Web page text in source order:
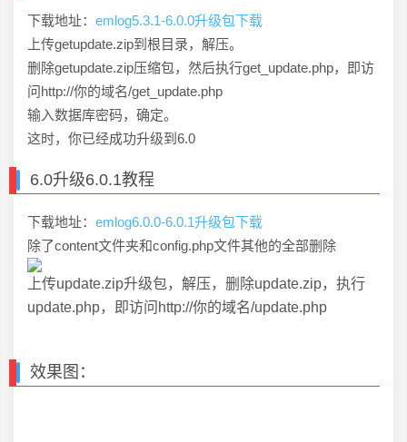
下载地址： emlog5.3.1-6.0.0升级包下载
上传getupdate.zip到根目录，解压。
删除getupdate.zip压缩包，然后执行get_update.php，即访
问http://你的域名/get_update.php
输入数据库密码，确定。
这时，你已经成功升级到6.0
6.0升级6.0.1教程
下载地址： emlog6.0.0-6.0.1升级包下载
除了content文件夹和config.php文件其他的全部删除
上传update.zip升级包，解压，删除update.zip，执行
update.php，即访问http://你的域名/update.php
效果图：